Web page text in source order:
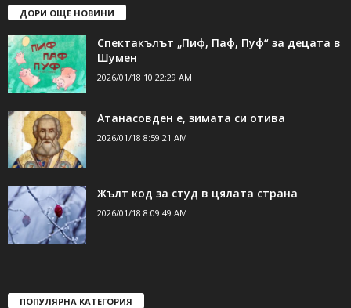
ДОРИ ОЩЕ НОВИНИ
Спектакълът „Пиф, Паф, Пуф“ за децата в
Шумен
2026/01/18 10:22:29 AM
Атанасовден е, зимата си отива
2026/01/18 8:59:21 AM
Жълт код за студ в цялата страна
2026/01/18 8:09:49 AM
ПОПУЛЯРНА КАТЕГОРИЯ